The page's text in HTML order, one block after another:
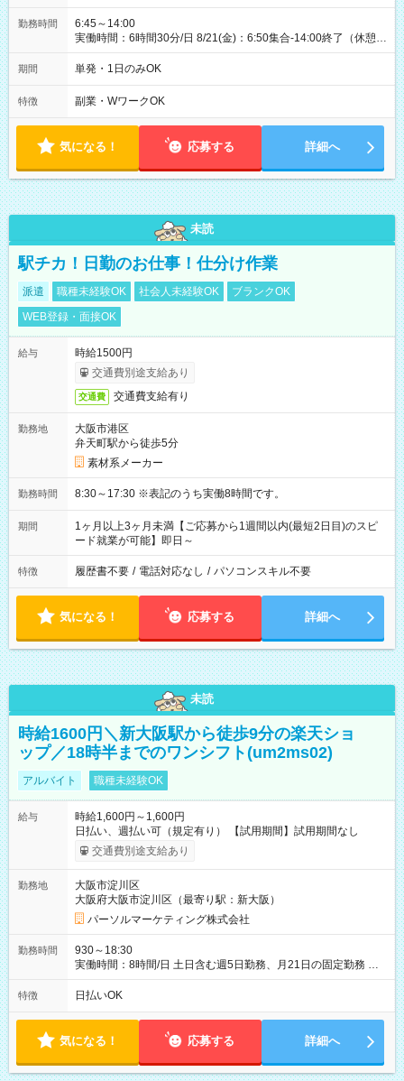
勤務時間
6:45～14:00
実働時間：6時間30分/日 8/21(金)：6:50集合-14:00終了（休憩
45分)
期間 単発・1日のみOK
特徴 副業・WワークOK
気になる！ 応募する 詳細へ
未読
駅チカ！日勤のお仕事！仕分け作業
派遣 職種未経験OK 社会人未経験OK
ブランクOK
WEB登録・面接OK
給与
時給1500円
交通費別途支給あり
交通費 交通費支給有り
勤務地
大阪市港区
弁天町駅から徒歩5分
素材系メーカー
勤務時間 8:30～17:30 ※表記のうち実働8時間です。
期間
1ヶ月以上3ヶ月未満【ご応募から1週間以内(最短2日目)のスピ
ード就業が可能】即日～
特徴 履歴書不要 / 電話対応なし / パソコンスキル不要
気になる！ 応募する 詳細へ
未読
時給1600円＼新大阪駅から徒歩9分の楽天ショ
ップ／18時半までのワンシフト(um2ms02)
アルバイト 職種未経験OK
給与
時給1,600円～1,600円
日払い、週払い可（規定有り） 【試用期間】試用期間なし
交通費別途支給あり
勤務地
大阪市淀川区
大阪府大阪市淀川区（最寄り駅：新大阪）
パーソルマーケティング株式会社
勤務時間
930～18:30
実働時間：8時間/日 土日含む週5日勤務、月21日の固定勤務 ※
実働8h/休憩1h勤務、残業ほぼ無し（5h/月）
特徴 日払いOK
気になる！ 応募する 詳細へ